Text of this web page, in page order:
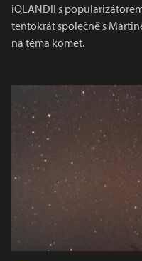
iQLANDII s
tentokrát společně s
na téma komet.